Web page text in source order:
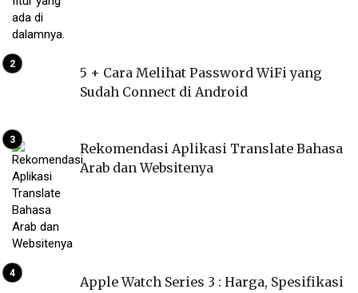
5 + Cara Melihat Password WiFi yang
Sudah Connect di Android
Rekomendasi Aplikasi Translate Bahasa
Arab dan Websitenya
Apple Watch Series 3 : Harga, Spesifikasi